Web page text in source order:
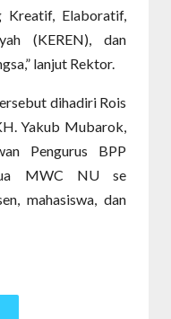
Kreatif, Elaboratif,
(KEREN), dan
lanjut Rektor.
dihadiri Rois
Yakub Mubarok,
Pengurus BPP
MWC NU se
mahasiswa, dan